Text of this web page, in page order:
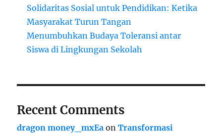
Solidaritas Sosial untuk Pendidikan: Ketika
Masyarakat Turun Tangan
Menumbuhkan Budaya Toleransi antar
Siswa di Lingkungan Sekolah
Recent Comments
dragon money_mxEa onTransformasi